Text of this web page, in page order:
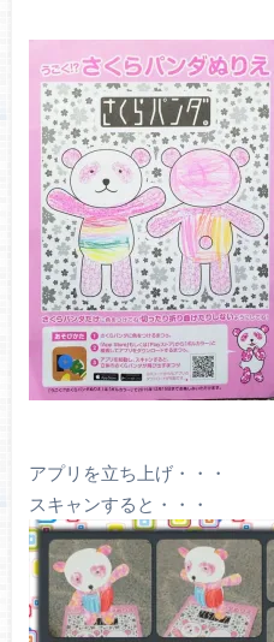
アプリを立ち上げ・・・
スキャンすると・・・